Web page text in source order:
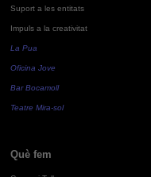
Suport a les entitats
Impuls a la creativitat
La Pua
Oficina Jove
Bar Bocamoll
Teatre Mira-sol
Què fem